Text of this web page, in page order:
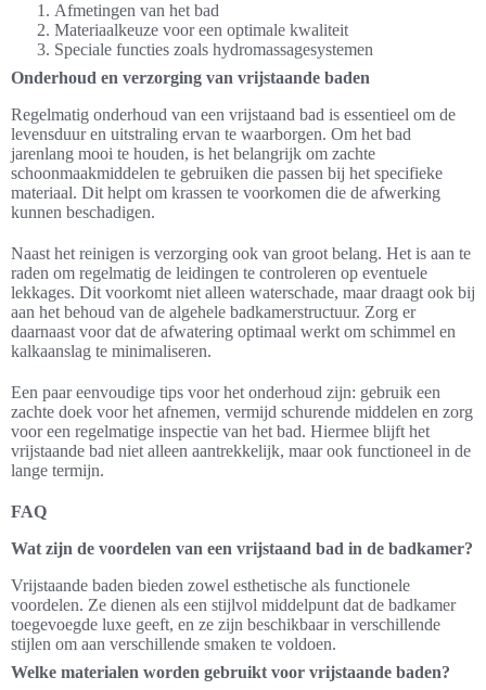
Afmetingen van het bad
Materiaalkeuze voor een optimale kwaliteit
Speciale functies zoals hydromassagesystemen
Onderhoud en verzorging van vrijstaande baden
Regelmatig onderhoud van een vrijstaand bad is essentieel om de
levensduur en uitstraling ervan te waarborgen. Om het bad
jarenlang mooi te houden, is het belangrijk om zachte
schoonmaakmiddelen te gebruiken die passen bij het specifieke
materiaal. Dit helpt om krassen te voorkomen die de afwerking
kunnen beschadigen.
Naast het reinigen is verzorging ook van groot belang. Het is aan te
raden om regelmatig de leidingen te controleren op eventuele
lekkages. Dit voorkomt niet alleen waterschade, maar draagt ook bij
aan het behoud van de algehele badkamerstructuur. Zorg er
daarnaast voor dat de afwatering optimaal werkt om schimmel en
kalkaanslag te minimaliseren.
Een paar eenvoudige tips voor het onderhoud zijn: gebruik een
zachte doek voor het afnemen, vermijd schurende middelen en zorg
voor een regelmatige inspectie van het bad. Hiermee blijft het
vrijstaande bad niet alleen aantrekkelijk, maar ook functioneel in de
lange termijn.
FAQ
Wat zijn de voordelen van een vrijstaand bad in de badkamer?
Vrijstaande baden bieden zowel esthetische als functionele
voordelen. Ze dienen als een stijlvol middelpunt dat de badkamer
toegevoegde luxe geeft, en ze zijn beschikbaar in verschillende
stijlen om aan verschillende smaken te voldoen.
Welke materialen worden gebruikt voor vrijstaande baden?